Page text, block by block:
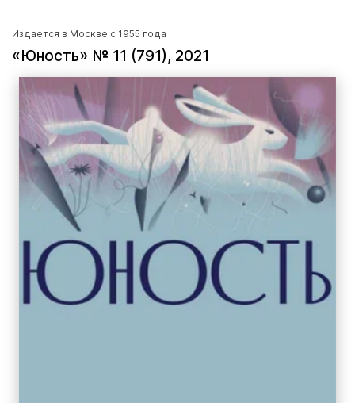
Издается в Москве с 1955 года
«Юность» № 11 (791), 2021